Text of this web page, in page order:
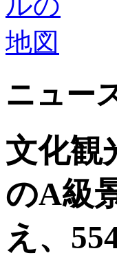
ニュー
文化観
のA級
え、